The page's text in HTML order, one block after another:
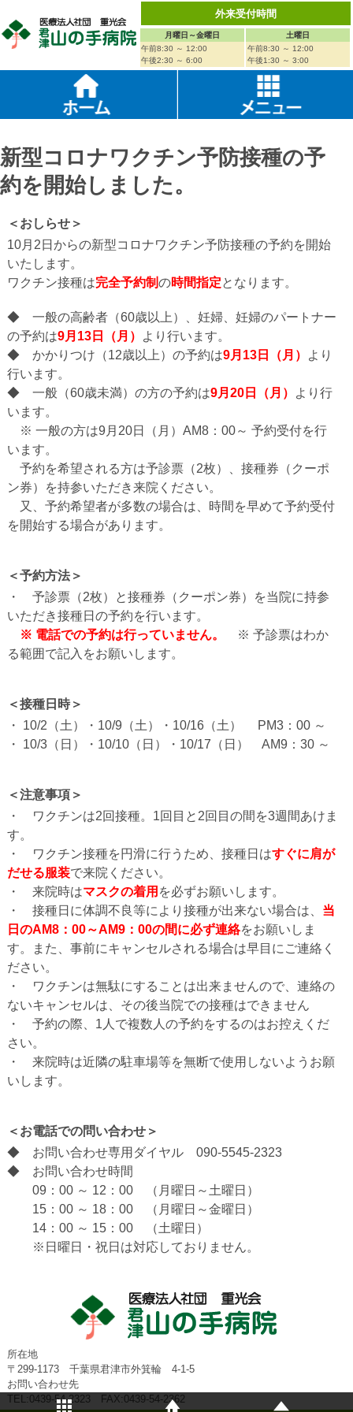
外来受付時間
月曜日～金曜日
午前8:30 ～ 12:00
午後2:30 ～ 6:00
土曜日
午前8:30 ～ 12:00
午後1:30 ～ 3:00
新型コロナワクチン予防接種の予
約を開始しました。
＜おしらせ＞
10月2日からの新型コロナワクチン予防接種の予約を開始
いたします。
ワクチン接種は完全予約制の時間指定となります。
◆ 一般の高齢者（60歳以上）、妊婦、妊婦のパートナー
の予約は9月13日（月）
より行います。
◆ かかりつけ（12歳以上）の予約は9月13日（月）
より
行います。
◆ 一般（60歳未満）の方の予約は9月20日（月）
より行
います。
※ 一般の方は9月20日（月）AM8：00～ 予約受付を行
います。
予約を希望される方は予診票（2枚）、接種券（クーポ
ン券）を持参いただき来院ください。
又、予約希望者が多数の場合は、時間を早めて予約受付
を開始する場合があります。
＜予約方法＞
・ 予診票（2枚）と接種券（クーポン券）を当院に持参
いただき接種日の予約を行います。
※ 電話での予約は行っていません。
※ 予診票はわか
る範囲で記入をお願いします。
＜接種日時＞
・ 10/2（土）・10/9（土）・10/16（土） PM3：00 ～
・ 10/3（日）・10/10（日）・10/17（日） AM9：30 ～
＜注意事項＞
・ ワクチンは2回接種。1回目と2回目の間を3週間あけま
す。
・ ワクチン接種を円滑に行うため、接種日はすぐに肩が
だせる服装で来院ください。
・ 来院時はマスクの着用 を必ずお願いします。
・ 接種日に体調不良等により接種が出来ない場合は、 当
日のAM8：00～AM9：00の間に必ず連絡をお願いしま
す。また、事前にキャンセルされる場合は早目にご連絡く
ださい。
・ ワクチンは無駄にすることは出来ませんので、連絡の
ないキャンセルは、その後当院での接種はできません
・ 予約の際、1人で複数人の予約をするのはお控えくだ
さい。
・ 来院時は近隣の駐車場等を無断で使用しないようお願
いします。
＜お電話での問い合わせ＞
◆ お問い合わせ専用ダイヤル 090-5545-2323
◆ お問い合わせ時間
09：00 ～ 12：00 （月曜日～土曜日）
15：00 ～ 18：00 （月曜日～金曜日）
14：00 ～ 15：00 （土曜日）
※日曜日・祝日は対応しておりません。
所在地
〒299-1173 千葉県君津市外箕輪 4-1-5
お問い合わせ先
TEL:0439-54-2323 FAX:0439-54-2362